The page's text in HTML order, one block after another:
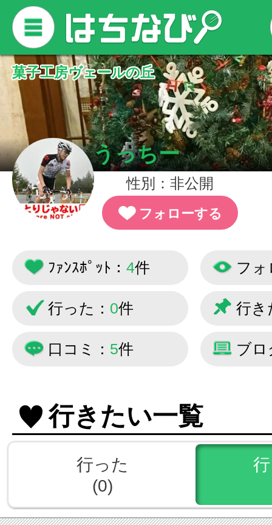
菓子工房ヴェールの丘
レジャーハウスミヤザキ
うっちー
性別：非公開
フォローする
ﾌｧﾝｽﾎﾟｯﾄ： 4件 フォ
行った： 0件 行き
口コミ： 5件 ブロ
行きたい一覧
行った
(0)